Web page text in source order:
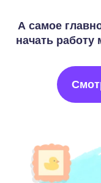
А самое
начать